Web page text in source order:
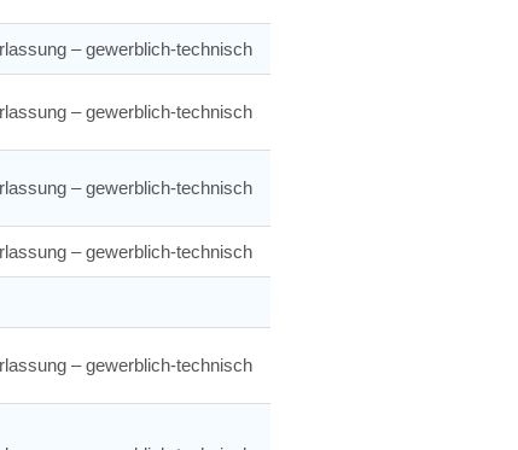
– gewerblich-technisch
– gewerblich-technisch
– gewerblich-technisch
– gewerblich-technisch
– gewerblich-technisch